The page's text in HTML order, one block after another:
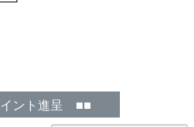
ント進呈 ■■